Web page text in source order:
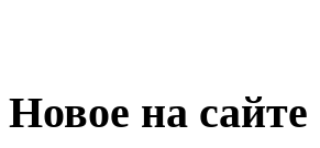
Новое на сайте